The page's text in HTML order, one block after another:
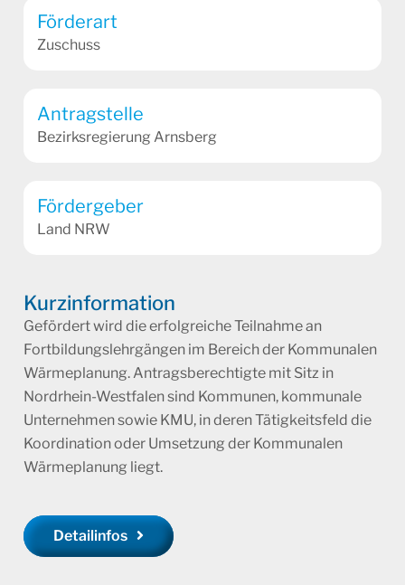
Kurzinformation
Gefördert wird die erfolgreiche Teilnahme an
Fortbildungslehrgängen im Bereich der Kommunalen
Wärmeplanung. Antragsberechtigte mit Sitz in
Nordrhein-Westfalen sind Kommunen, kommunale
Unternehmen sowie KMU, in deren Tätigkeitsfeld die
Koordination oder Umsetzung der Kommunalen
Wärmeplanung liegt.
Detailinfos
Förderart
Zuschuss
Antragstelle
Bezirksregierung Arnsberg
Fördergeber
Land NRW